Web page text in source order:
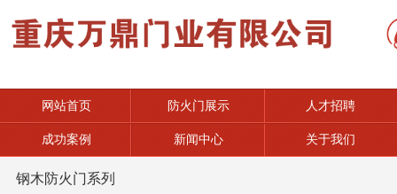
网站首页 防火门展示 人才招聘
成功案例 新闻中心 关于我们
钢木防火门系列